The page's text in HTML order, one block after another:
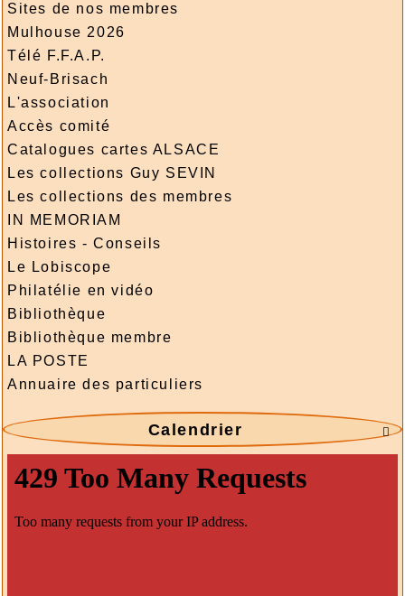
Sites de nos membres
Mulhouse 2026
Télé F.F.A.P.
Neuf-Brisach
L'association
Accès comité
Catalogues cartes ALSACE
Les collections Guy SEVIN
Les collections des membres
IN MEMORIAM
Histoires - Conseils
Le Lobiscope
Philatélie en vidéo
Bibliothèque
Bibliothèque membre
LA POSTE
Annuaire des particuliers

Calendrier